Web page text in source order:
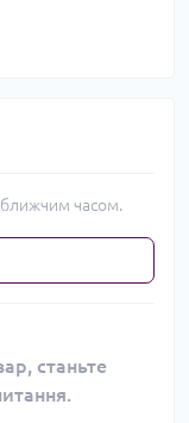
часом.
станьте